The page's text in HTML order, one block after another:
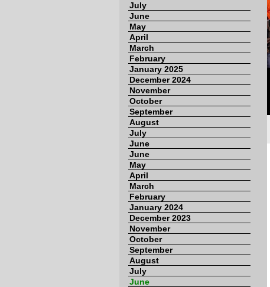
July
June
May
April
March
February
January 2025
December 2024
November
October
September
August
July
June
June
May
April
March
February
January 2024
December 2023
November
October
September
August
July
June